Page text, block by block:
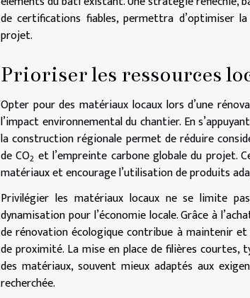
de certifications fiables, permettra d’optimiser
projet.
Prioriser les ressources
Opter pour des matériaux locaux lors d’une
l’impact environnemental du chantier. En
la construction régionale permet de réduire
de CO2 et l’empreinte carbone globale du projet.
matériaux et encourage l’utilisation de produits
Privilégier les matériaux locaux ne se limite
dynamisation pour l’économie locale. Grâce à
de rénovation écologique contribue à maintenir
de proximité. La mise en place de filières courtes,
des matériaux, souvent mieux adaptés aux
recherchée.